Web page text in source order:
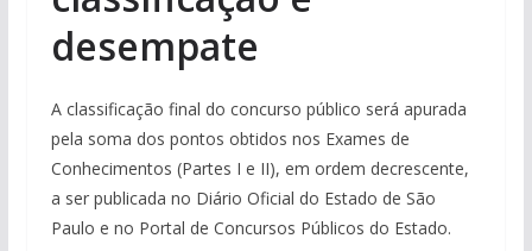
desempate
A classificação final do concurso público será apurada
pela soma dos pontos obtidos nos Exames de
Conhecimentos (Partes I e II), em ordem decrescente,
a ser publicada no Diário Oficial do Estado de São
Paulo e no Portal de Concursos Públicos do Estado.